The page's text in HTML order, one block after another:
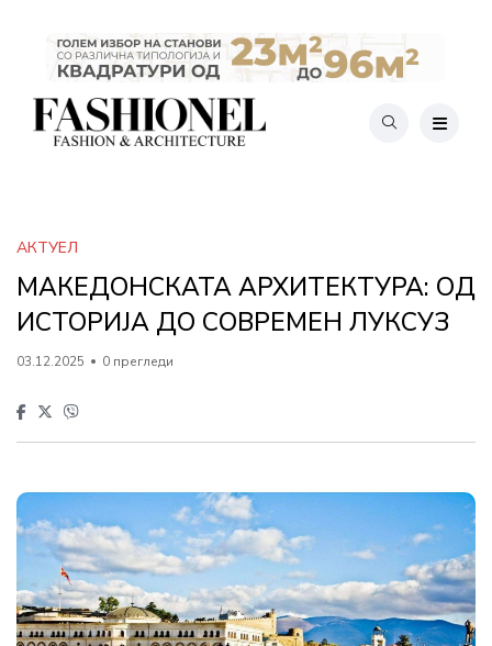
АКТУЕЛ
МАКЕДОНСКАТА АРХИТЕКТУРА: ОД
ИСТОРИЈА ДО СОВРЕМЕН ЛУКСУЗ
03.12.2025 0 прегледи